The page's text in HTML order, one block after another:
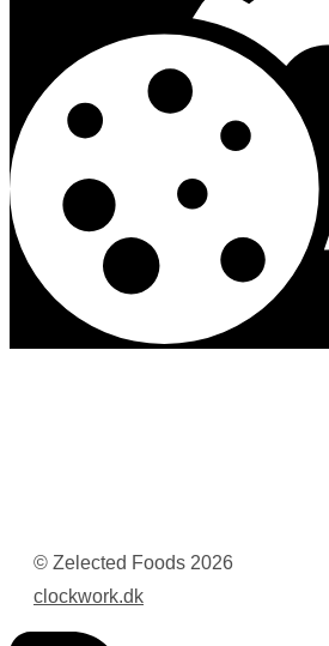
© Zelected Foods 2026
clockwork.dk